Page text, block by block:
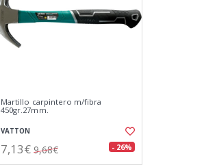
Martillo carpintero m/fibra
450gr.27mm.
VATTON
7,13€ 9,68€ - 26%